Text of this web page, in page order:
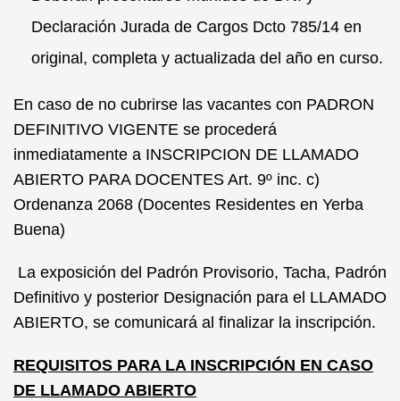
Declaración Jurada de Cargos Dcto 785/14 en
original, completa y actualizada del año en curso.
En caso de no cubrirse las vacantes con PADRON
DEFINITIVO VIGENTE se procederá
inmediatamente a INSCRIPCION DE LLAMADO
ABIERTO PARA DOCENTES Art. 9º inc. c)
Ordenanza 2068 (Docentes Residentes en Yerba
Buena)
La exposición del Padrón Provisorio, Tacha, Padrón
Definitivo y posterior Designación para el LLAMADO
ABIERTO, se comunicará al finalizar la inscripción.
REQUISITOS PARA LA INSCRIPCIÓN EN CASO
DE LLAMADO ABIERTO